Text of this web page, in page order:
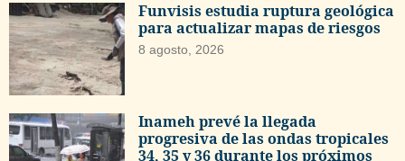
Funvisis estudia ruptura geológica
para actualizar mapas de riesgos
8 agosto, 2026
Inameh prevé la llegada
progresiva de las ondas tropicales
34, 35 y 36 durante los próximos